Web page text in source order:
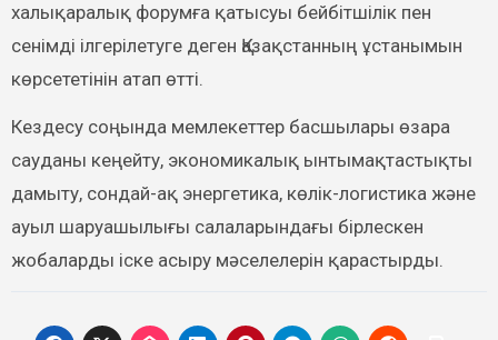
халықаралық форумға қатысуы бейбітшілік пен
сенімді ілгерілетуге деген Қазақстанның ұстанымын
көрсететінін атап өтті.
Кездесу соңында мемлекеттер басшылары өзара
сауданы кеңейту, экономикалық ынтымақтастықты
дамыту, сондай-ақ энергетика, көлік-логистика және
ауыл шаруашылығы салаларындағы бірлескен
жобаларды іске асыру мәселелерін қарастырды.